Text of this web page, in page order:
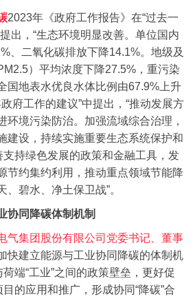
2023年《政府工作报告》在“过去一
出，“生态环境明显改善。单位国内
、二氧化碳排放下降14.1%。地级及
）平均浓度下降27.5%，重污染
国地表水优良水体比例由67.9%上升
府工作的建议”中提出，“推动发展方
环境污染防治。加强流域综合治理，
建设，持续实施重要生态系统保护和
支持绿色发展的政策和金融工具，发
节约集约利用，推动重点领域节能降
碧水、净土保卫战”。
协同降碳体制机制
气集团股份有限公司党委书记、董事
快建立能源与工业协同降碳的体制机
端“工业”之间的政策壁垒，更好促
目的应用和推广，形成协同“降碳”合